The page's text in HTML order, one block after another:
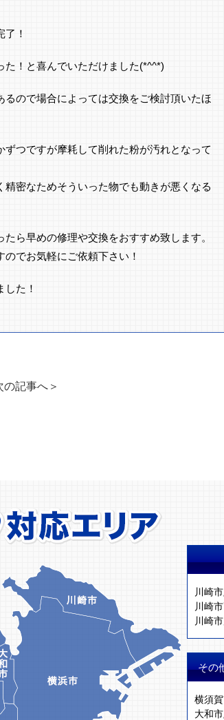
！
！と喜んでいただけました(*^^*)
ので場合によっては交換をご検討頂いたほ
つですが摩耗して削れた粉が汚れとなって
密なためそういった物でも動きが悪くなる
ら早めの修理や交換をおすすめ致します。
でお気軽にご依頼下さい！
た！
の記事へ＞
川崎市
川崎
川崎
その
横須
大和市